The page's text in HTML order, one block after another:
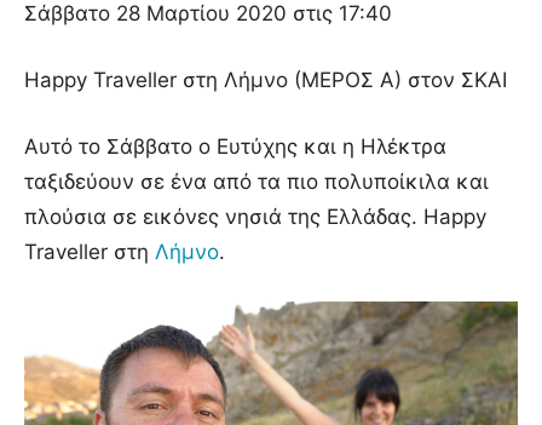
Σάββατο 28 Μαρτίου 2020 στις 17:40
Happy Traveller στη Λήμνο (ΜΕΡΟΣ Α) στον ΣΚΑΙ
Αυτό το Σάββατο ο Ευτύχης και η Ηλέκτρα
ταξιδεύουν σε ένα από τα πιο πολυποίκιλα και
πλούσια σε εικόνες νησιά της Ελλάδας. Happy
Traveller στη Λήμνο.